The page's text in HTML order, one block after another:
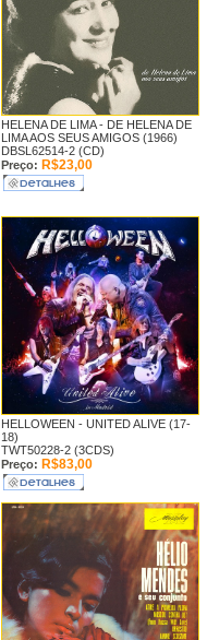
HELENA DE LIMA - DE HELENA DE
LIMA AOS SEUS AMIGOS (1966)
DBSL62514-2 (CD)
Preço: R$23,00
HELLOWEEN - UNITED ALIVE (17-
18)
TWT50228-2 (3CDS)
Preço: R$83,00